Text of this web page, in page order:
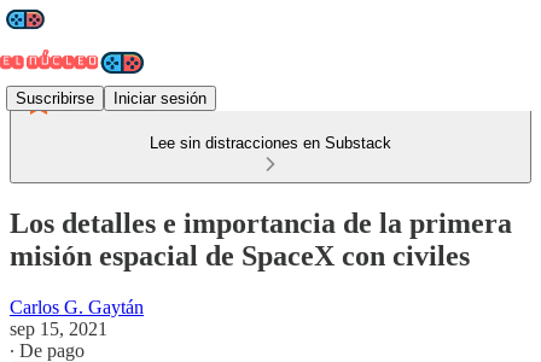
Suscribirse Iniciar sesión
Lee sin distracciones en Substack
Los detalles e importancia de la primera
misión espacial de SpaceX con civiles
Carlos G. Gaytán
sep 15, 2021
∙ De pago